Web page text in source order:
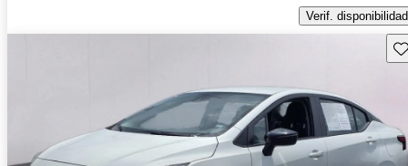
Verif. disponibilidad